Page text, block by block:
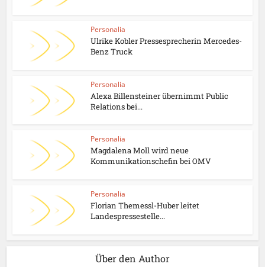
Personalia
Ulrike Kobler Pressesprecherin Mercedes-
Benz Truck
Personalia
Alexa Billensteiner übernimmt Public
Relations bei...
Personalia
Magdalena Moll wird neue
Kommunikationschefin bei OMV
Personalia
Florian Themessl-Huber leitet
Landespressestelle...
Über den Author